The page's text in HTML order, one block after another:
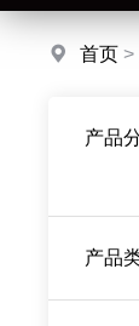
首页 >
产品
产品